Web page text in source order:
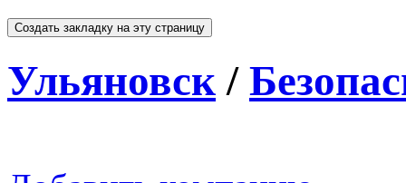
Ульяновск /